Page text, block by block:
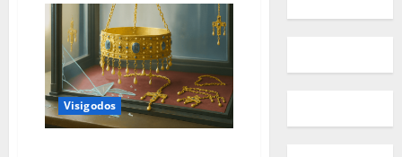
¿En
qué
consiste
la
polémica
sobre
las
noventa
monedas
de
Visigodos